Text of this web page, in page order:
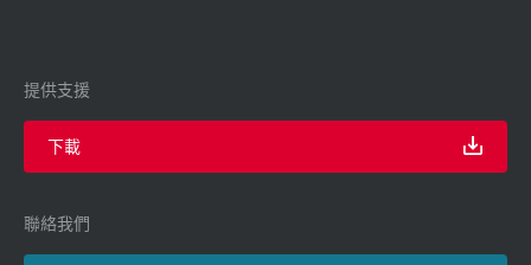
提供支援
下載
聯絡我們